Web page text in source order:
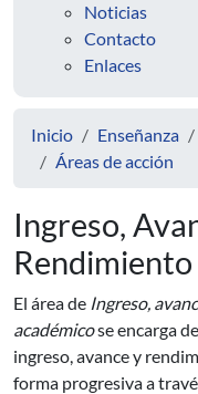
Noticias
Contacto
Enlaces
Inicio Enseñanza
Áreas de acción
Ingreso,
El área de Ingreso,
académicose encarga
ingreso, avance y
forma progresiva a